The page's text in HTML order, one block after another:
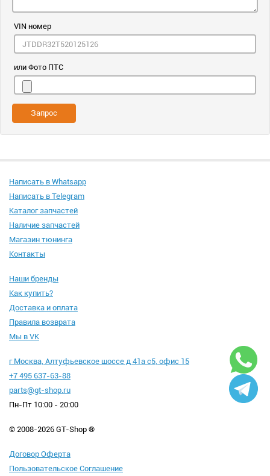
VIN номер
или Фото ПТС
Запрос
Написать в Whatsapp
Написать в Telegram
Каталог запчастей
Наличие запчастей
Магазин тюнинга
Контакты
Наши бренды
Как купить?
Доставка и оплата
Правила возврата
Мы в VK
г Москва, Алтуфьевское шоссе д 41а с5, офис 15
+7 495 637-63-88
parts@gt-shop.ru
Пн-Пт 10:00 - 20:00
© 2008-2026 GT-Shop ®
Договор Оферта
Пользовательское Соглашение